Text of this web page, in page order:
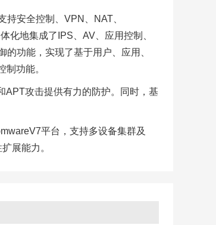
持安全控制、VPN、NAT、
化地集成了IPS、AV、应用控制、
功能，实现了基于用户、应用、
制功能。
APT攻击提供有力的防护。同时，基
平台，支持多设备集群及
展能力。